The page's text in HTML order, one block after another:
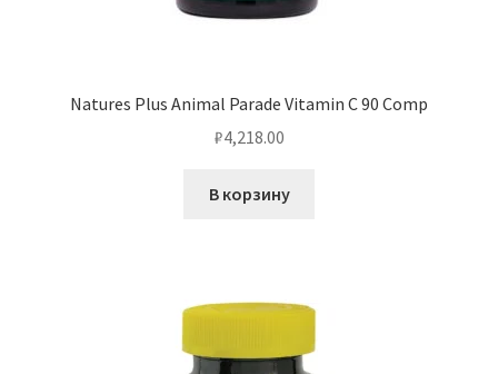
Natures Plus Animal Parade Vitamin C 90 Comp
₽4,218.00
В корзину